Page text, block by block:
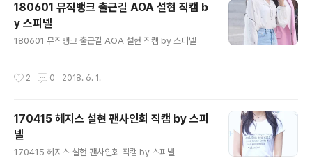
180601 뮤직뱅크 출근길 AOA 설현 직캠 b
y 스피넬
180601 뮤직뱅크 출근길 AOA 설현 직캠 by 스피넬
2 0 2018. 6. 1.
170415 헤지스 설현 팬사인회 직캠 by 스피
넬
170415 헤지스 설현 팬사인회 직캠 by 스피넬